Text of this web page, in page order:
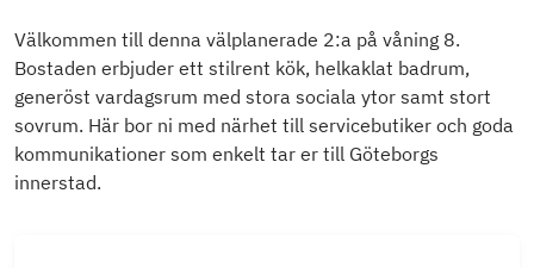
Välkommen till denna välplanerade 2:a på våning 8.
Bostaden erbjuder ett stilrent kök, helkaklat badrum,
generöst vardagsrum med stora sociala ytor samt stort
sovrum. Här bor ni med närhet till servicebutiker och goda
kommunikationer som enkelt tar er till Göteborgs
innerstad.